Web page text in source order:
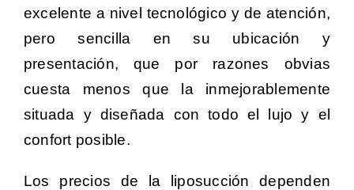
excelente a nivel tecnológico y de atención,
pero sencilla en su ubicación y
presentación, que por razones obvias
cuesta menos que la inmejorablemente
situada y diseñada con todo el lujo y el
confort posible.
Los precios de la liposucción dependen